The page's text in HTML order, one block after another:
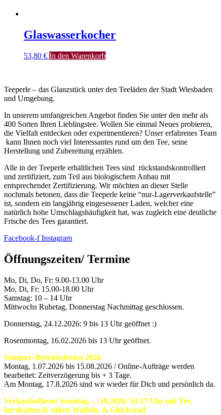
Glaswasserkocher
53,80 € In den Warenkorb
Teeperle – das Glanzstück unter den Teeläden der Stadt Wiesbaden
und Umgebung.
In unserem umfangreichen Angebot finden Sie unter den mehr als
400 Sorten Ihren Lieblingstee. Wollen Sie einmal Neues probieren,
die Vielfalt entdecken oder experimentieren? Unser erfahrenes Team
kann Ihnen noch viel Interessantes rund um den Tee, seine
Herstellung und Zubereitung erzählen.
Alle in der Teeperle erhältlichen Tees sind rückstandskontrolliert
und zertifiziert, zum Teil aus biologischem Anbau mit
entsprechender Zertifizierung. Wir möchten an dieser Stelle
nochmals betonen, dass die Teeperle keine “nur-Lagerverkaufstelle”
ist, sondern ein langjährig eingesessener Laden, welcher eine
natürlich hohe Umschlagshäufigkeit hat, was zugleich eine deutliche
Frische des Tees garantiert.
Facebook-f Instagram
Öffnungszeiten/ Termine
Mo, Di, Do, Fr: 9.00-13.00 Uhr
Mo, Di, Fr: 15.00-18.00 Uhr
Samstag: 10 – 14 Uhr
Mittwochs Ruhetag, Donnerstag Nachmittag geschlossen.
Donnerstag, 24.12.2026: 9 bis 13 Uhr geöffnet :)
Rosenmontag, 16.02.2026 bis 13 Uhr geöffnet.
Sommer-/Betriebsferien 2026:
Montag, 1.07.2026 bis 15.08.2026 / Online-Aufträge werden
bearbeitet: Zeitverzögerung bis + 3 Tage.
Am Montag, 17.8.2026 sind wir wieder für Dich und persönlich da.
Verkaufsoffener Sonntag, …10.2026: 10-17 Uhr mit Tee,
herzhaften & süßen Waffeln, & Glücksrad